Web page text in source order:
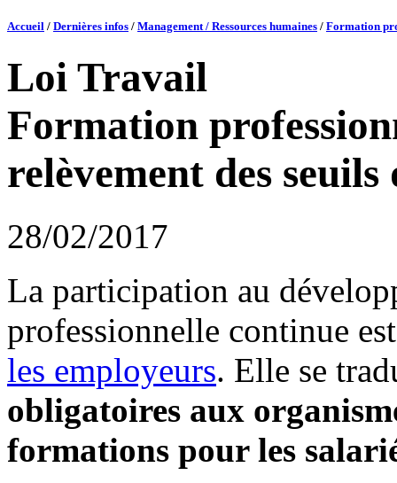
Accueil / Dernières infos / Management / Ressources humaines / Formation
Loi Travail
Formation
relèvement des
28/02/2017
La participation au
professionnelle continue
les employeurs. Elle se
obligatoires aux
formations pour les